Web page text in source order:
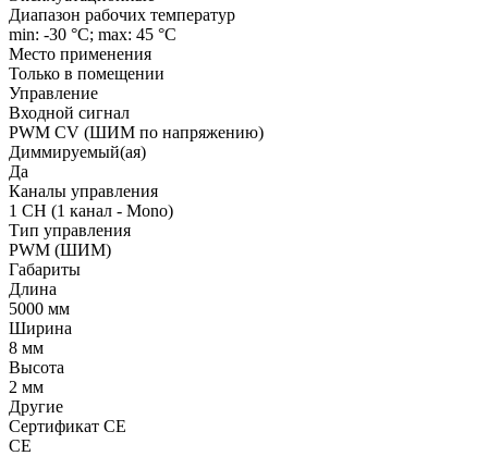
Диапазон рабочих температур
min: -30 °C; max: 45 °C
Место применения
Только в помещении
Управление
Входной сигнал
PWM СV (ШИМ по напряжению)
Диммируемый(ая)
Да
Каналы управления
1 CH (1 канал - Mono)
Тип управления
PWM (ШИМ)
Габариты
Длина
5000 мм
Ширина
8 мм
Высота
2 мм
Другие
Сертификат CE
CE